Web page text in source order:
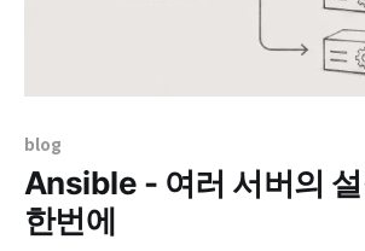
blog
Ansible - 여러 서버의
한번에